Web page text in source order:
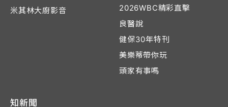
米其林大廚影音
2026WBC精彩直擊
良醫說
健保30年特刊
美樂蒂帶你玩
頭家有事嗎
知新聞